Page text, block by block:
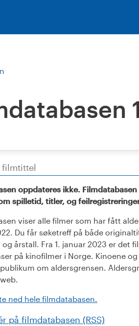
oppdateres ikke.
spilletid, titler, og
viser alle filmer som har fått
Du får søketreff på både
årstall. Fra 1. januar 2023 er det
på kinofilmer i Norge. Kinoene
om aldersgrensen.
ned hele filmdatabasen.
på filmdatabasen (RSS)